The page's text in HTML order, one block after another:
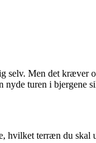
selv. Men det
turen i bjergene
terræn du skal